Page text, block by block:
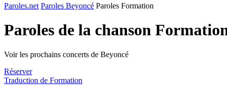
Paroles.net Paroles Beyoncé Paroles Formation
Paroles de la chanson
Voir les prochains concerts de Beyoncé
Réserver
Traduction de Formation